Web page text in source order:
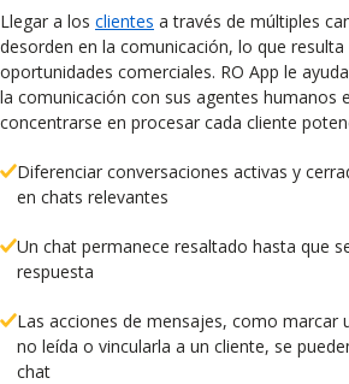
Llegar a los clientes a través de múltiples
desorden en la comunicación, lo que resulta
oportunidades comerciales. RO App le
la comunicación con sus agentes humanos
concentrarse en procesar cada cliente
Diferenciar conversaciones activas y
en chats relevantes
Un chat permanece resaltado hasta que
respuesta
Las acciones de mensajes, como marcar
no leída o vincularla a un cliente, se
chat